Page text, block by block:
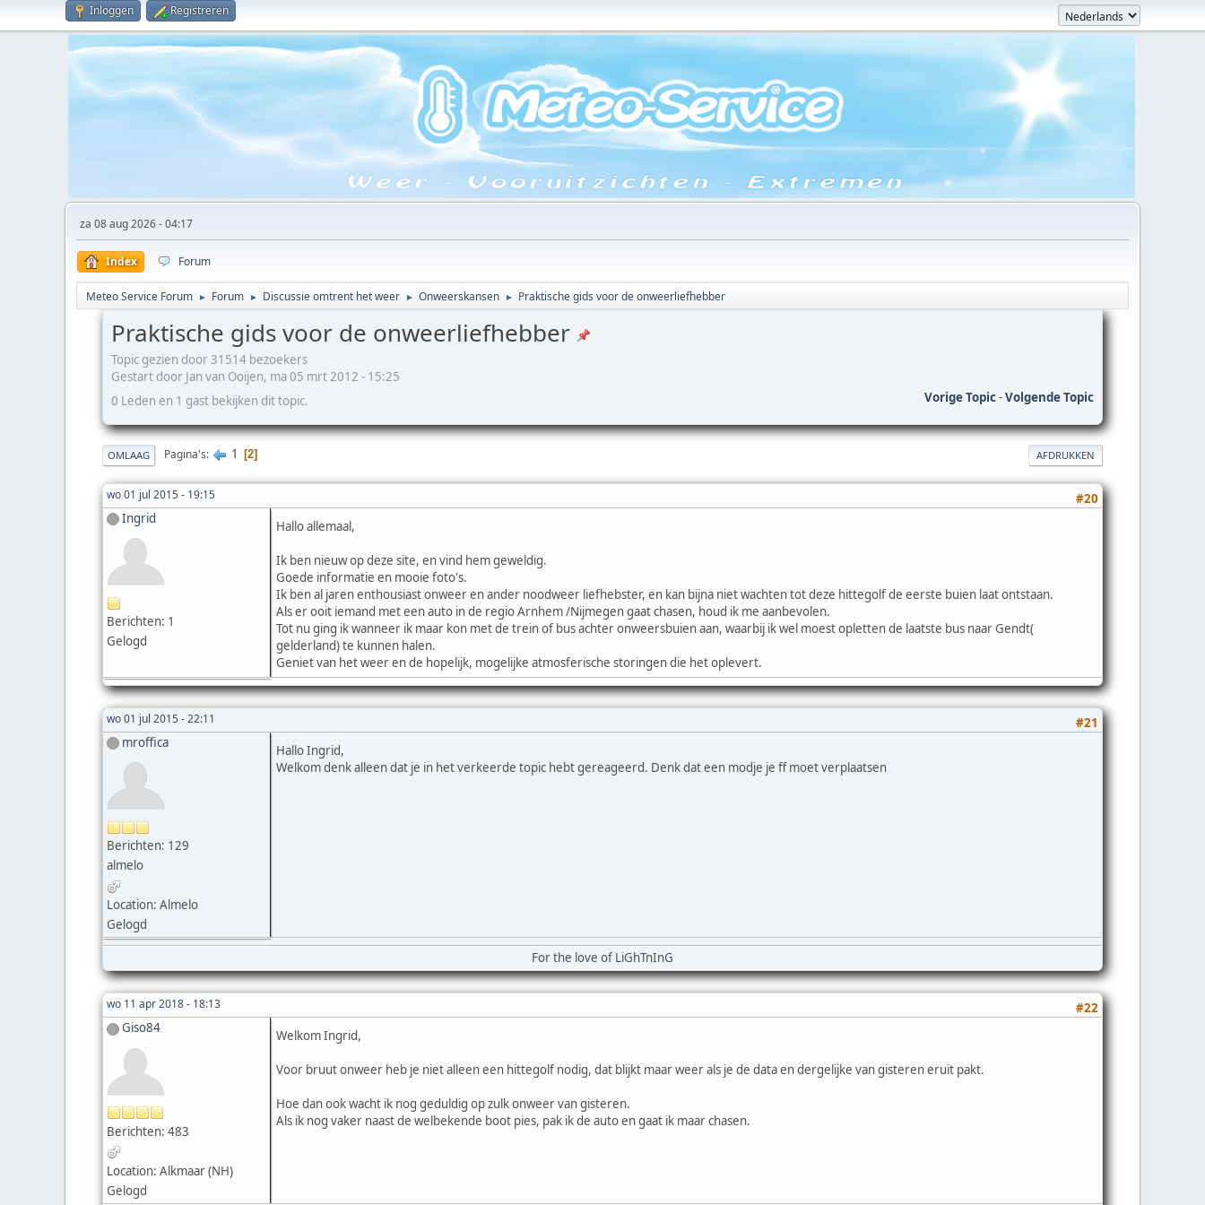
Inloggen Registreren
za 08 aug 2026 - 04:17
Index Forum
Meteo Service Forum ► Forum ► Discussie omtrent het weer ► Onweerskansen ► Praktische gids voor de onweerliefhebber
Praktische gids voor de onweerliefhebber
Topic gezien door 31514 bezoekers
Gestart door Jan van Ooijen, ma 05 mrt 2012 - 15:25
Vorige Topic-Volgende Topic
0 Leden en 1 gast bekijken dit topic.
AFDRUKKEN
OMLAAG Pagina's 1 2
wo 01 jul 2015 - 19:15
#20
Ingrid
Berichten: 1
Gelogd
Hallo allemaal,
Ik ben nieuw op deze site, en vind hem geweldig.
Goede informatie en mooie foto's.
Ik ben al jaren enthousiast onweer en ander noodweer liefhebster, en kan bijna niet wachten tot deze hittegolf de eerste buien laat ontstaan.
Als er ooit iemand met een auto in de regio Arnhem /Nijmegen gaat chasen, houd ik me aanbevolen.
Tot nu ging ik wanneer ik maar kon met de trein of bus achter onweersbuien aan, waarbij ik wel moest opletten de laatste bus naar Gendt(
gelderland) te kunnen halen.
Geniet van het weer en de hopelijk, mogelijke atmosferische storingen die het oplevert.
wo 01 jul 2015 - 22:11
#21
mroffica
Berichten: 129
almelo
Location: Almelo
Gelogd
Hallo Ingrid,
Welkom denk alleen dat je in het verkeerde topic hebt gereageerd. Denk dat een modje je ff moet verplaatsen
For the love of LiGhTnInG
wo 11 apr 2018 - 18:13
#22
Giso84
Berichten: 483
Location: Alkmaar (NH)
Gelogd
Welkom Ingrid,
Voor bruut onweer heb je niet alleen een hittegolf nodig, dat blijkt maar weer als je de data en dergelijke van gisteren eruit pakt.
Hoe dan ook wacht ik nog geduldig op zulk onweer van gisteren.
Als ik nog vaker naast de welbekende boot pies, pak ik de auto en gaat ik maar chasen.